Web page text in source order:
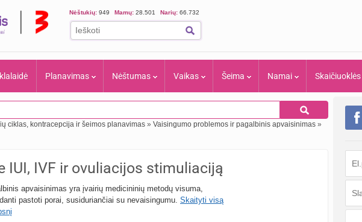
Nėštukių: 949 Mamų: 28.501 Narių: 66.732
Planavimas Nėštumas Vaikas Šeima Namai Skaičiuoklės
ciklas, kontracepcija ir šeimos planavimas » Vaisingumo problemos ir pagalbinis apvaisinimas »
IUI, IVF ir ovuliacijos stimuliaciją
apvaisinimas yra įvairių medicininių metodų visuma,
pastoti porai, susiduriančiai su nevaisingumu. Skaityti visą